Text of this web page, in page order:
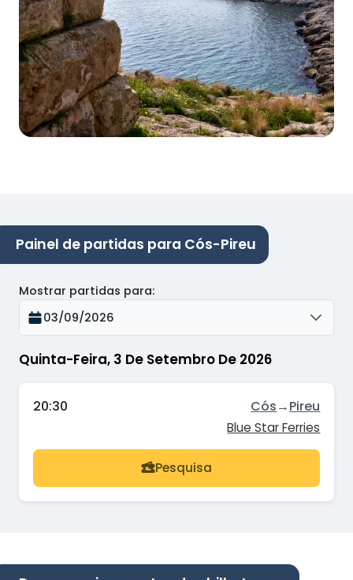
Painel de partidas para Cós-Pireu
Quinta-Feira, 3 De Setembro De 2026
Mostrar partidas para:
03/09/2026
20:30 Cós→Pireu
Blue Star Ferries
Pesquisa